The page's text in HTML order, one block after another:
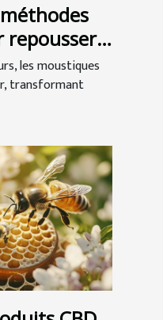
repousser
les moustiques
transformant